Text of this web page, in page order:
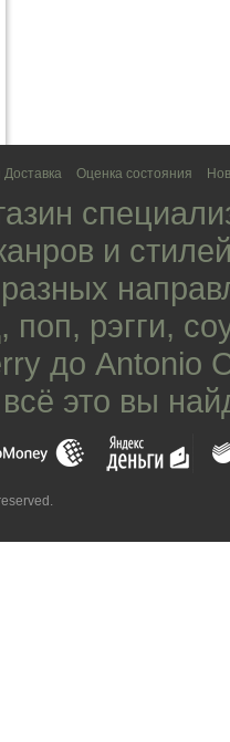
Оценка состояния
и
, поп, рэгги,
до Antonio
всё это вы